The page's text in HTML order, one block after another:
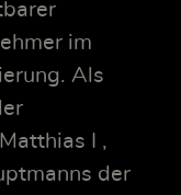
im
Als
I ,
der